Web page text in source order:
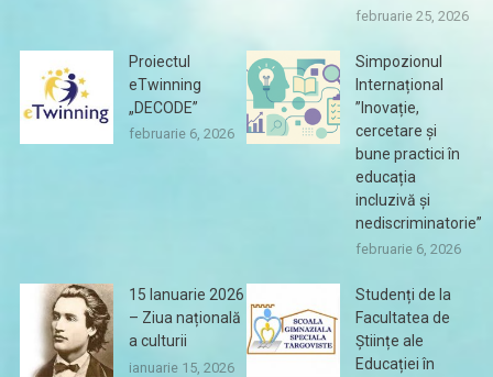
februarie 25, 2026
Proiectul
eTwinning
„DECODE”
februarie 6, 2026
Simpozionul
Internațional
”Inovație,
cercetare și
bune practici în
educația
incluzivă și
nediscriminatorie”
februarie 6, 2026
15 Ianuarie 2026
– Ziua națională
a culturii
ianuarie 15, 2026
Studenți de la
Facultatea de
Științe ale
Educației în